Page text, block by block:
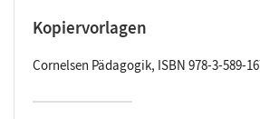
Kopiervorlagen
Cornelsen Pädagogik, ISBN 978-3-589-